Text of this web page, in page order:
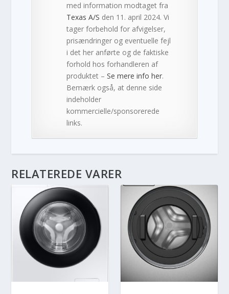
med information modtaget fra
Texas A/S den 11. april 2024. Vi
tager forbehold for afvigelser,
prisændringer og eventuelle fejl
i det her anførte og de faktiske
forhold hos forhandleren af
produktet –Se mere info her.
Bemærk også, at denne side
indeholder
kommercielle/sponsorerede
links.
RELATEREDE VARER